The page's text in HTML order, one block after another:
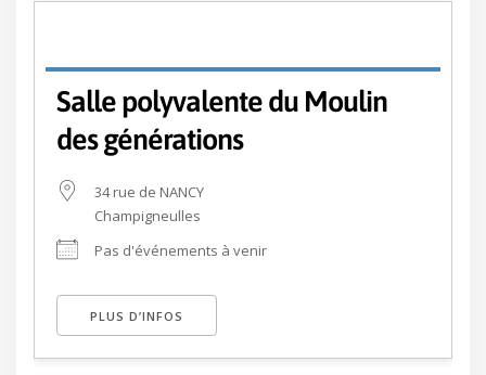
Salle polyvalente du Moulin
des générations
34 rue de NANCY
Champigneulles
Pas d'événements à venir
PLUS D’INFOS